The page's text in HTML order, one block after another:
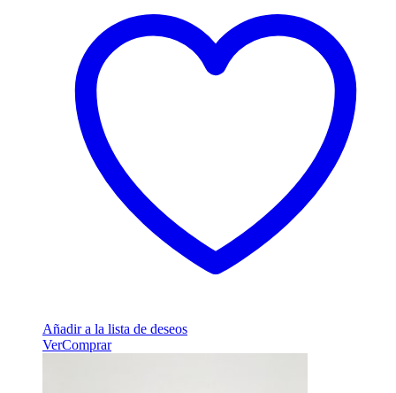
Añadir a la lista de deseos
VerComprar